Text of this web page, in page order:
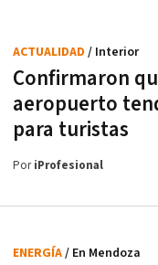
Confirmaron
aeropuerto
para turistas
ACTUALIDAD / Interior
PoriProfesional
ENERGÍA/ En Mendoza